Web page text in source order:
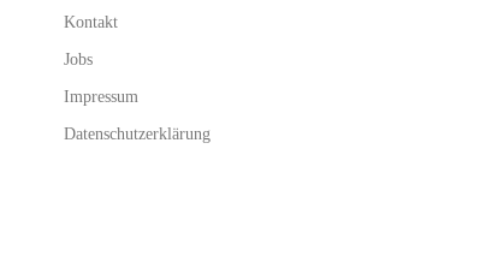
Kontakt
Jobs
Impressum
Datenschutzerklärung